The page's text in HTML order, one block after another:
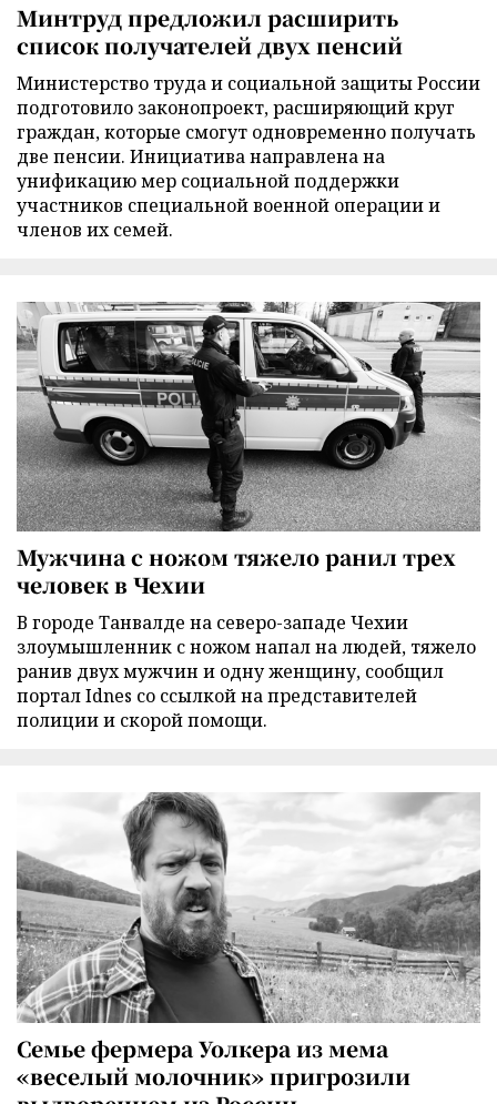
Минтруд предложил расширить
список получателей двух пенсий
Министерство труда и социальной защиты России
подготовило законопроект, расширяющий круг
граждан, которые смогут одновременно получать
две пенсии. Инициатива направлена на
унификацию мер социальной поддержки
участников специальной военной операции и
членов их семей.
Мужчина с ножом тяжело ранил трех
человек в Чехии
В городе Танвалде на северо-западе Чехии
злоумышленник с ножом напал на людей, тяжело
ранив двух мужчин и одну женщину, сообщил
портал Idnes со ссылкой на представителей
полиции и скорой помощи.
Семье фермера Уолкера из мема
«веселый молочник» пригрозили